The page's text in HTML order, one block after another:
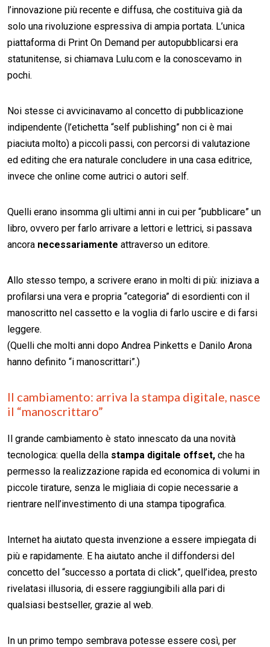
l’innovazione più recente e diffusa, che costituiva già da
solo una rivoluzione espressiva di ampia portata. L’unica
piattaforma di Print On Demand per autopubblicarsi era
statunitense, si chiamava Lulu.com e la conoscevamo in
pochi.
Noi stesse ci avvicinavamo al concetto di pubblicazione
indipendente (l’etichetta “self publishing” non ci è mai
piaciuta molto) a piccoli passi, con percorsi di valutazione
ed editing che era naturale concludere in una casa editrice,
invece che online come autrici o autori self.
Quelli erano insomma gli ultimi anni in cui per “pubblicare” un
libro, ovvero per farlo arrivare a lettori e lettrici, si passava
ancora necessariamente attraverso un editore.
Allo stesso tempo, a scrivere erano in molti di più: iniziava a
profilarsi una vera e propria “categoria” di esordienti con il
manoscritto nel cassetto e la voglia di farlo uscire e di farsi
leggere.
(Quelli che molti anni dopo Andrea Pinketts e Danilo Arona
hanno definito “i manoscrittari”.)
Il cambiamento: arriva la stampa digitale, nasce
il “manoscrittaro”
Il grande cambiamento è stato innescato da una novità
tecnologica: quella della stampa digitale offset, che ha
permesso la realizzazione rapida ed economica di volumi in
piccole tirature, senza le migliaia di copie necessarie a
rientrare nell’investimento di una stampa tipografica.
Internet ha aiutato questa invenzione a essere impiegata di
più e rapidamente. E ha aiutato anche il diffondersi del
concetto del “successo a portata di click”, quell’idea, presto
rivelatasi illusoria, di essere raggiungibili alla pari di
qualsiasi bestseller, grazie al web.
In un primo tempo sembrava potesse essere così, per